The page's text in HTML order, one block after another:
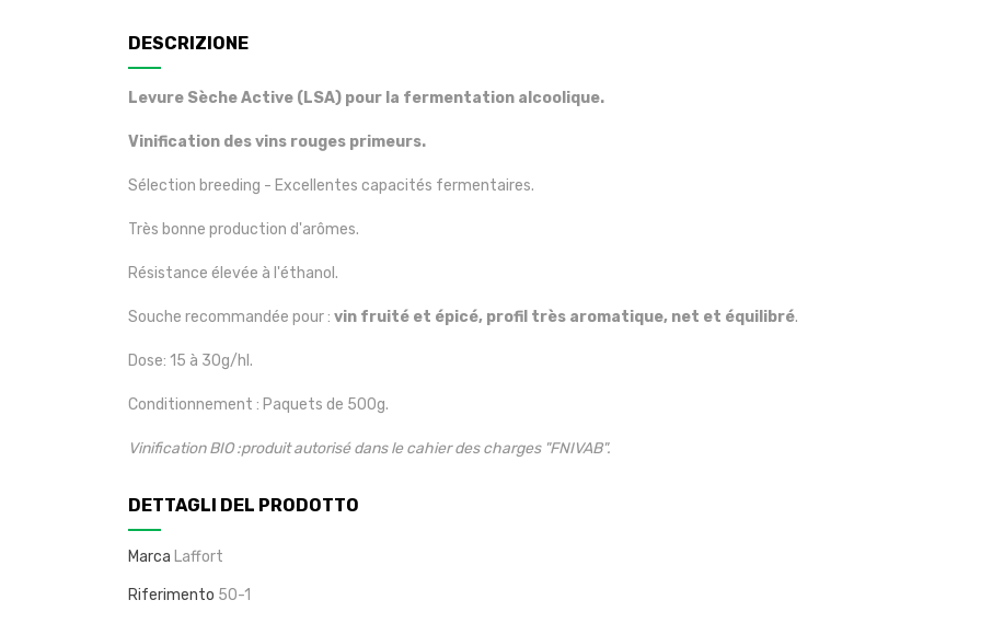
DESCRIZIONE
Levure Sèche Active (LSA) pour la fermentation alcoolique.
Vinification des vins rouges primeurs.
Sélection breeding - Excellentes capacités fermentaires.
Très bonne production d'arômes.
Résistance élevée à l'éthanol.
Souche recommandée pour : vin fruité et épicé, profil très aromatique, net et équilibré.
Dose: 15 à 30g/hl.
Conditionnement : Paquets de 500g.
Vinification BIO :produit autorisé dans le cahier des charges "FNIVAB".
DETTAGLI DEL PRODOTTO
Marca Laffort
Riferimento 50-1